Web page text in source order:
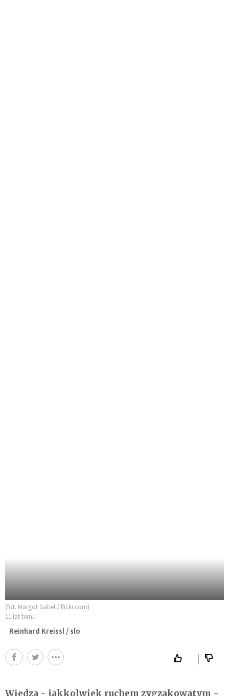
(fot. Margot Gabel / flickr.com)
11 lat temu
Reinhard Kreissl / slo
Wiedza - jakkolwiek ruchem zygzakowatym -